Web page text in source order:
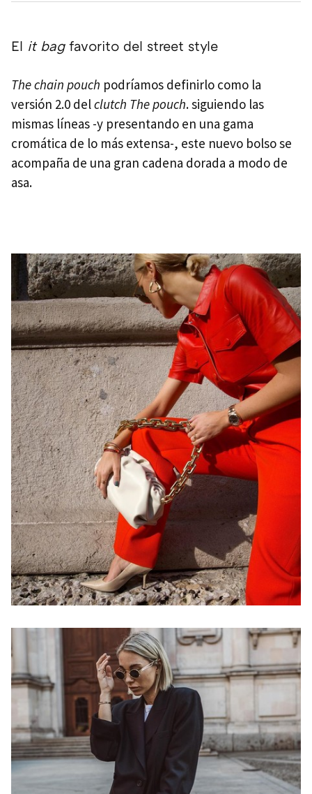
El it bagfavorito del street style
The chain pouch podríamos definirlo como la
versión 2.0 delclutch The pouch. siguiendo las
mismas líneas -y presentando en una gama
cromática de lo más extensa-, este nuevo bolso se
acompaña de una gran cadena dorada a modo de
asa.